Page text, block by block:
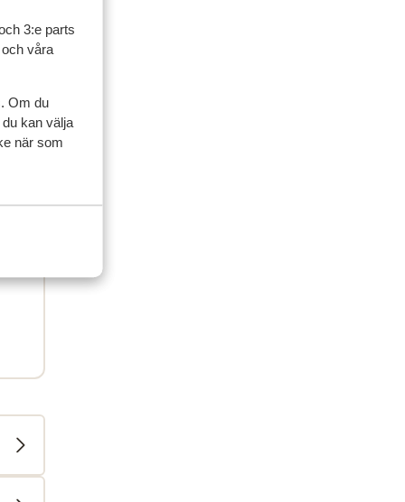
3:e parts
våra
Om du
kan välja
när som